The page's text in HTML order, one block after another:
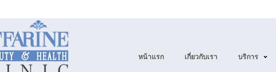
หน้าแรก เกี่ยวกับเรา บริการ